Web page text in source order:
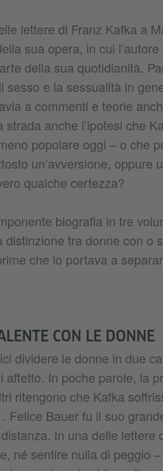
lettere di Franz Kafka a
sua opera, in cui
della sua quotidianità.
sesso e la sessualità in
a commenti e teorie
anche l’ipotesi che
popolare oggi – o che
un’avversione, oppure
qualche certezza?
biografia in tre
tra donne con o
che lo portava a
CON LE DONNE
dividere le donne in due
In poche parole, la
ritengono che Kafka
Felice Bauer fu il suo
In una delle lettere
né sentire nulla di peggio